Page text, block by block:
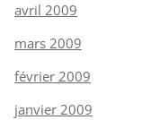
avril 2009
mars 2009
février 2009
janvier 2009